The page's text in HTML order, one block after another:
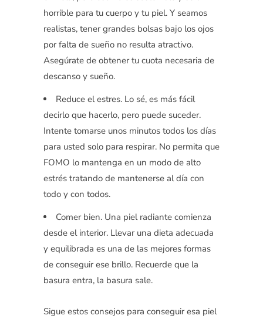
horrible para tu cuerpo y tu piel. Y seamos
realistas, tener grandes bolsas bajo los ojos
por falta de sueño no resulta atractivo.
Asegúrate de obtener tu cuota necesaria de
descanso y sueño.
Reduce el estres. Lo sé, es más fácil
decirlo que hacerlo, pero puede suceder.
Intente tomarse unos minutos todos los días
para usted solo para respirar. No permita que
FOMO lo mantenga en un modo de alto
estrés tratando de mantenerse al día con
todo y con todos.
Comer bien. Una piel radiante comienza
desde el interior. Llevar una dieta adecuada
y equilibrada es una de las mejores formas
de conseguir ese brillo. Recuerde que la
basura entra, la basura sale.
Sigue estos consejos para conseguir esa piel